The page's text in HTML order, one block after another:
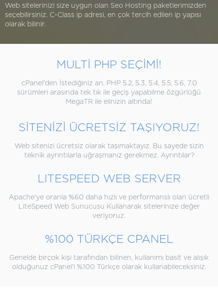
Web sitelerinizi size uygun olan Seo Hosting paketlerimizden
seçebilirsiniz. C-Class ip adresi, en çok tercih edilen ip yapısı
olarak bilinir.
MULTİ PHP SEÇİMİ!
cPanel'den İstediğiniz an, PHP 5.2, 5.3, 5.4, 5.5, 5.6, 7.0
sürümleri arasında tek tık ile geçiş yapabilme özgürlüğü
MegaTR ile elinizin altında!
SİTENİZİ ÜCRETSİZ TAŞIYORUZ!
Web sitenizi ücretsiz olarak taşımaktayız. Bu sayede sizin
teknik ayrıntılarla uğraşmanız gerekmez. Ayrıntılar?
LITESPEED WEB SERVER
Apache'ye oranla %60 daha hızlı ve performanslı olan ücretli
LiteSpeed Web Sunucusu Kullanarak sitelerinize değer
veriyoruz.
%100 TÜRKÇE CPANEL
Genelde birçok kişi tarafından bilinen, kullanımı basit ve alışık
olduğunuz cPanel'i %100 Türkçe olarak kullanabileceksiniz.